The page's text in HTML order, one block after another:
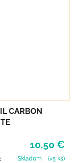
CARBON
10,50 €
Skladom (>5 ks)